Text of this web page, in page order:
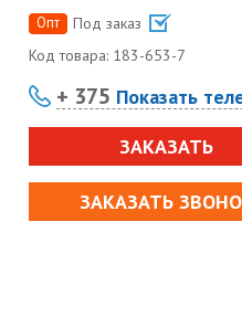
Опт
Под заказ
Код товара: 183-653-7
+ 375 Показать
ЗАКАЗАТЬ
ЗАКАЗАТЬ